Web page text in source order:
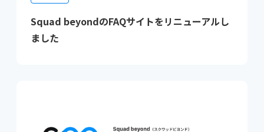
Squad beyondのFAQサイトをリニューアルし
ました